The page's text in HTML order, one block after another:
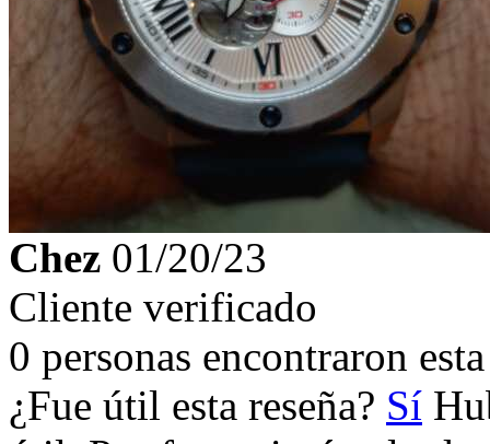
Chez 01/20/23
Cliente verificado
0 personas encontraron
¿Fue útil esta reseña? Sí